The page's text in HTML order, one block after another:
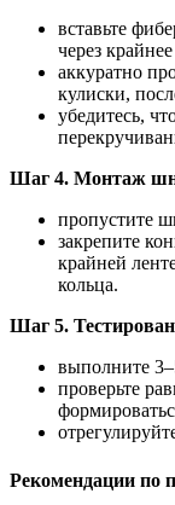
вставьте
через
аккуратно
кулиски,
убедитесь,
Шаг 4. Монтаж
пропустите
закрепите
крайней
кольца.
Шаг 5.
выполните
проверьте
Рекомендации по